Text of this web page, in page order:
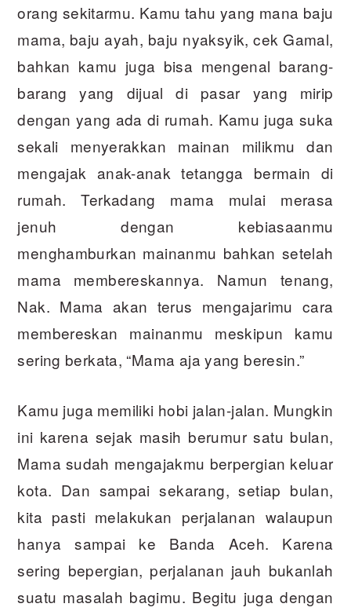
orang sekitarmu. Kamu tahu yang mana baju
mama, baju ayah, baju nyaksyik, cek Gamal,
bahkan kamu juga bisa mengenal barang-
barang yang dijual di pasar yang mirip
dengan yang ada di rumah. Kamu juga suka
sekali menyerakkan mainan milikmu dan
mengajak anak-anak tetangga bermain di
rumah. Terkadang mama mulai merasa
jenuh dengan kebiasaanmu
menghamburkan mainanmu bahkan setelah
mama membereskannya. Namun tenang,
Nak. Mama akan terus mengajarimu cara
membereskan mainanmu meskipun kamu
sering berkata, “Mama aja yang beresin.”
Kamu juga memiliki hobi jalan-jalan. Mungkin
ini karena sejak masih berumur satu bulan,
Mama sudah mengajakmu berpergian keluar
kota. Dan sampai sekarang, setiap bulan,
kita pasti melakukan perjalanan walaupun
hanya sampai ke Banda Aceh. Karena
sering bepergian, perjalanan jauh bukanlah
suatu masalah bagimu. Begitu juga dengan